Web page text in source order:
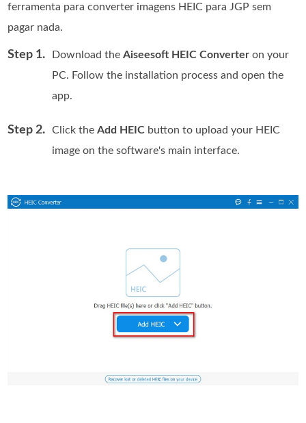
ferramenta para converter imagens HEIC para JGP sem
pagar nada.
Step 1. Download theAiseesoft HEIC Converter on your
PC. Follow the installation process and open the
app.
Step 2. Click theAdd HEIC button to upload your HEIC
image on the software's main interface.